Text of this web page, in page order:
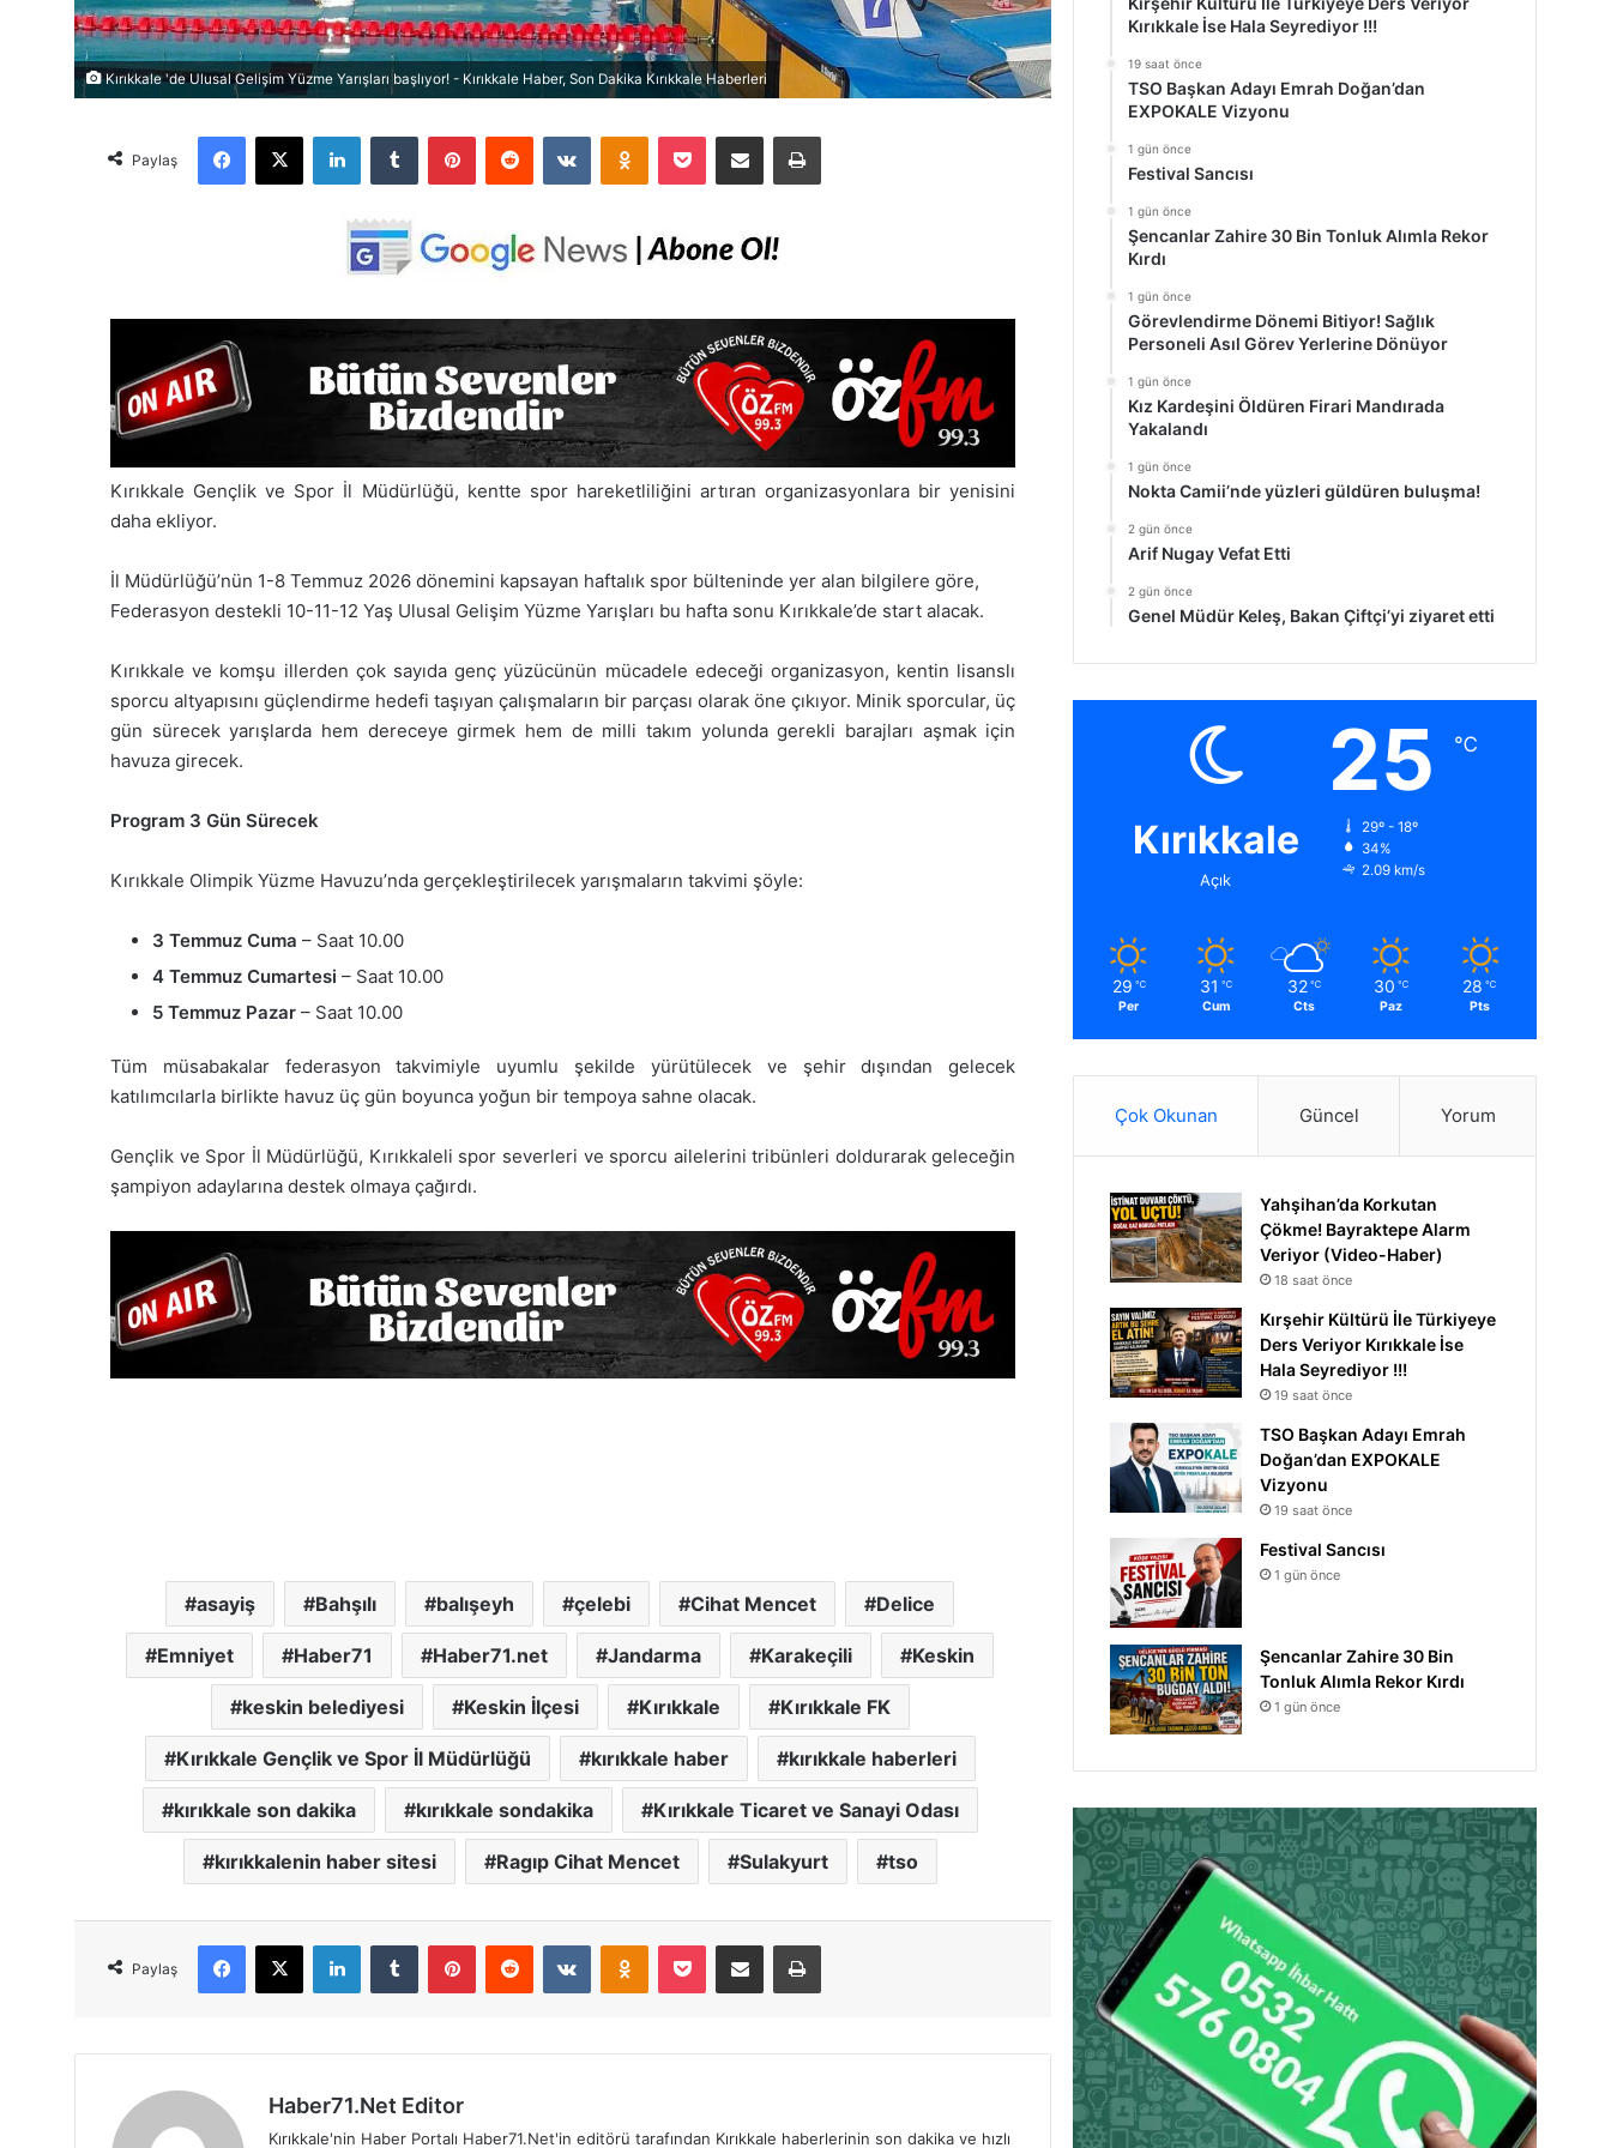
Kırıkkale 'de Ulusal Gelişim Yüzme Yarışları başlıyor! - Kırıkkale Haber, Son Dakika Kırıkkale Haberleri
Paylaş
Kırıkkale Gençlik ve Spor İl Müdürlüğü, kentte spor hareketliliğini artıran organizasyonlara bir yenisini
daha ekliyor.
İl Müdürlüğü’nün 1-8 Temmuz 2026 dönemini kapsayan haftalık spor bülteninde yer alan bilgilere göre,
Federasyon destekli 10-11-12 Yaş Ulusal Gelişim Yüzme Yarışları bu hafta sonu Kırıkkale’de start alacak.
Kırıkkale ve komşu illerden çok sayıda genç yüzücünün mücadele edeceği organizasyon, kentin lisanslı
sporcu altyapısını güçlendirme hedefi taşıyan çalışmaların bir parçası olarak öne çıkıyor. Minik sporcular, üç
gün sürecek yarışlarda hem dereceye girmek hem de milli takım yolunda gerekli barajları aşmak için
havuza girecek.
Program 3 Gün Sürecek
Kırıkkale Olimpik Yüzme Havuzu’nda gerçekleştirilecek yarışmaların takvimi şöyle:
3 Temmuz Cuma – Saat 10.00
4 Temmuz Cumartesi – Saat 10.00
5 Temmuz Pazar – Saat 10.00
Tüm müsabakalar federasyon takvimiyle uyumlu şekilde yürütülecek ve şehir dışından gelecek
katılımcılarla birlikte havuz üç gün boyunca yoğun bir tempoya sahne olacak.
Gençlik ve Spor İl Müdürlüğü, Kırıkkaleli spor severleri ve sporcu ailelerini tribünleri doldurarak geleceğin
şampiyon adaylarına destek olmaya çağırdı.
asayiş Bahşılı balışeyh çelebi Cihat Mencet Delice
Emniyet Haber71 Haber71.net Jandarma Karakeçili Keskin
keskin belediyesi Keskin İlçesi Kırıkkale Kırıkkale FK
Kırıkkale Gençlik ve Spor İl Müdürlüğü kırıkkale haber kırıkkale haberleri
kırıkkale son dakika kırıkkale sondakika Kırıkkale Ticaret ve Sanayi Odası
kırıkkalenin haber sitesi Ragıp Cihat Mencet Sulakyurt tso
Paylaş
Haber71.Net Editor
Kırıkkale'nin Haber Portalı Haber71.Net'in editörü tarafından Kırıkkale haberlerinin son dakika ve hızlı
Kırıkkale İse Hala Seyrediyor !!!
19 saat önce
TSO Başkan Adayı Emrah Doğan’dan
EXPOKALE Vizyonu
1 gün önce
Festival Sancısı
1 gün önce
Şencanlar Zahire 30 Bin Tonluk Alımla Rekor
Kırdı
1 gün önce
Görevlendirme Dönemi Bitiyor! Sağlık
Personeli Asıl Görev Yerlerine Dönüyor
1 gün önce
Kız Kardeşini Öldüren Firari Mandırada
Yakalandı
1 gün önce
Nokta Camii’nde yüzleri güldüren buluşma!
2 gün önce
Arif Nugay Vefat Etti
2 gün önce
Genel Müdür Keleş, Bakan Çiftçi’yi ziyaret etti
Kırıkkale
Açık
25 ℃
29º - 18º
34%
2.09 km/s
29 ℃
Per
31 ℃
Cum
32 ℃
Cts
30 ℃
Paz
28 ℃
Pts
Çok Okunan Güncel Yorum
Yahşihan’da Korkutan
Çökme! Bayraktepe Alarm
Veriyor (Video-Haber)
18 saat önce
Kırşehir Kültürü İle Türkiyeye
Ders Veriyor Kırıkkale İse
Hala Seyrediyor !!!
19 saat önce
TSO Başkan Adayı Emrah
Doğan’dan EXPOKALE
Vizyonu
19 saat önce
Festival Sancısı
1 gün önce
Şencanlar Zahire 30 Bin
Tonluk Alımla Rekor Kırdı
1 gün önce